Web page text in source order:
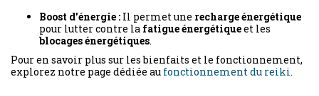
Boost d'énergie : Il permet une recharge énergétique
pour lutter contre la fatigue énergétiqueet les
blocages énergétiques.
Pour en savoir plus sur les bienfaits et le fonctionnement,
explorez notre page dédiée au fonctionnement du reiki.